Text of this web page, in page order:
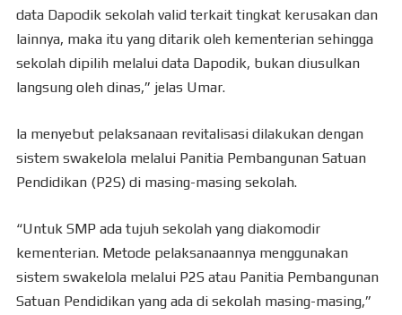
data Dapodik sekolah valid terkait tingkat kerusakan dan
lainnya, maka itu yang ditarik oleh kementerian sehingga
sekolah dipilih melalui data Dapodik, bukan diusulkan
langsung oleh dinas,” jelas Umar.
Ia menyebut pelaksanaan revitalisasi dilakukan dengan
sistem swakelola melalui Panitia Pembangunan Satuan
Pendidikan (P2S) di masing-masing sekolah.
“Untuk SMP ada tujuh sekolah yang diakomodir
kementerian. Metode pelaksanaannya menggunakan
sistem swakelola melalui P2S atau Panitia Pembangunan
Satuan Pendidikan yang ada di sekolah masing-masing,”